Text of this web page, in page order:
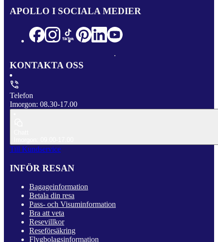
APOLLO I SOCIALA MEDIER
KONTAKTA OSS
Telefon
Imorgon: 08.30-17.00
Till Kundservice
INFÖR RESAN
Bagageinformation
Betala din resa
Pass- och Visuminformation
Bra att veta
Resevillkor
Reseförsäkring
Flygbolagsinformation